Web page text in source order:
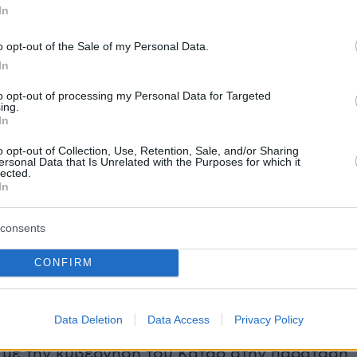
opt-out of the Sale of my Personal Data.
opt-out of processing my Personal Data for Targeted
opt-out of Collection, Use, Retention, Sale, and/or Sharing
Data that Is Unrelated with the Purposes for which it
CONFIRM
Data Deletion Data Access Privacy Policy
επίσης δυνάμεις του Ηνωμένου
περιοδικά, ενώ διαθέτει τον μακρύτερο
στον Κόλπο, στοιχείο που της
μέσων.
ΗΠΑ–Κατάρ στο στρατιωτικό επίπεδο
όταν το Κατάρ παραχώρησε πρόσβαση
Τον Δεκέμβριο του 2002 υπογράφηκε
συμφωνία, που αναγνώριζε πλήρως την
την άμεση διαχείριση των Ηνωμένων
με ρεπορτάζ του CNN, οι ΗΠΑ